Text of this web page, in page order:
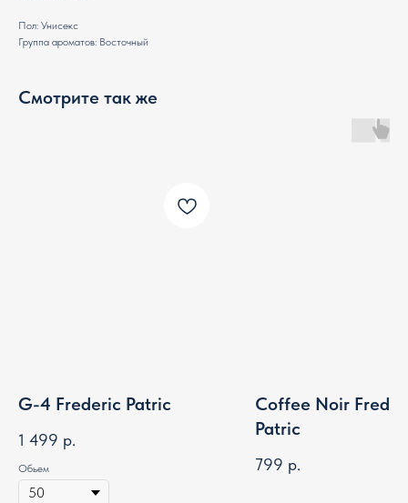
Пол: Унисекс
Группа ароматов: Восточный
Смотрите так же
G-4 Frederic Patric
1 499 р.
Обьем
Coffee Noir
Patric
799 р.